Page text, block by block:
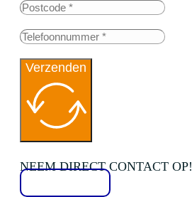
Verzenden
NEEM DIRECT CONTACT OP!